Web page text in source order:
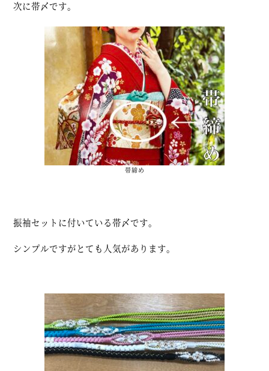
次に帯〆です。
帯締め
振袖セットに付いている帯〆です。
シンプルですがとても人気があります。